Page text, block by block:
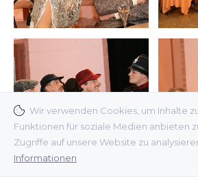
Wir verwenden Cookies, um Inhalte
Funktionen für soziale Medien anbieten
Zugriffe auf unsere Website zu
Informationen